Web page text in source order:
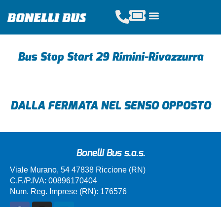
Bus Stop Start 29 Rimini-Rivazzurra
DALLA FERMATA NEL SENSO OPPOSTO
Bonelli Bus s.a.s.
Viale Murano, 54 47838 Riccione (RN)
C.F./P.IVA: 00896170404
Num. Reg. Imprese (RN): 176576